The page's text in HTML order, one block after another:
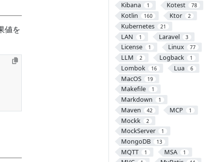
Kibana 1 Kotest 78
Kotlin 160 Ktor 2
Kubernetes 21
LAN 1 Laravel 3
License 1 Linux 77
LLM 2 Logback 1
Lombok 16 Lua 6
MacOS 19
Makefile 1
Markdown 1
Maven 42 MCP 1
Mockk 2
MockServer 1
MongoDB 13
MQTT 1 MSA 1
値を